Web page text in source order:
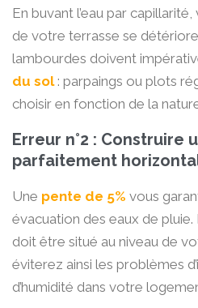
En buvant l’eau par
de votre terrasse se
lambourdes doivent
du sol: parpaings ou plots
choisir en fonction de la
Erreur n°2 : Construire
parfaitement
Une pente de 5% vous
évacuation des eaux de
doit être situé au niveau de
éviterez ainsi les problèmes
d’humidité dans votre